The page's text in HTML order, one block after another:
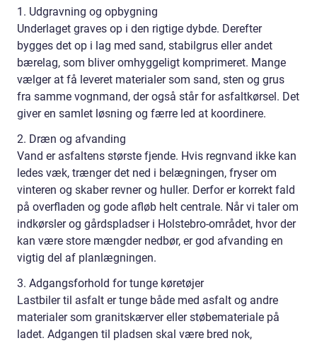
1. Udgravning og opbygning
Underlaget graves op i den rigtige dybde. Derefter
bygges det op i lag med sand, stabilgrus eller andet
bærelag, som bliver omhyggeligt komprimeret. Mange
vælger at få leveret materialer som sand, sten og grus
fra samme vognmand, der også står for asfaltkørsel. Det
giver en samlet løsning og færre led at koordinere.
2. Dræn og afvanding
Vand er asfaltens største fjende. Hvis regnvand ikke kan
ledes væk, trænger det ned i belægningen, fryser om
vinteren og skaber revner og huller. Derfor er korrekt fald
på overfladen og gode afløb helt centrale. Når vi taler om
indkørsler og gårdspladser i Holstebro-området, hvor der
kan være store mængder nedbør, er god afvanding en
vigtig del af planlægningen.
3. Adgangsforhold for tunge køretøjer
Lastbiler til asfalt er tunge både med asfalt og andre
materialer som granitskærver eller støbemateriale på
ladet. Adgangen til pladsen skal være bred nok,